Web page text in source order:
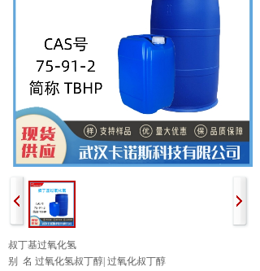
叔丁基过氧化氢
别 名 过氧化氢叔丁醇| 过氧化叔丁醇